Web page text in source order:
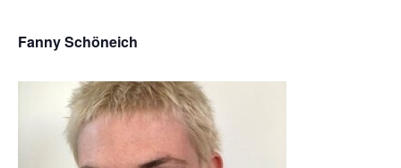
Fanny Schöneich